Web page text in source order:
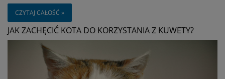
CZYTAJ CAŁOŚĆ »
JAK ZACHĘCIĆ KOTA DO KORZYSTANIA Z KUWETY?